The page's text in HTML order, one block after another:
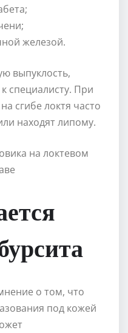
железой.
выпуклость,
специалисту. При
сгибе локтя часто
находят липому.
о том, что
под кожей